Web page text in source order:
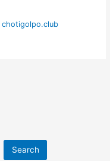
chotigolpo.club
Search